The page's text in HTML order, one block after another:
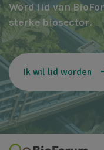
Word lid van
sterke biosector.
Ik wil lid worden